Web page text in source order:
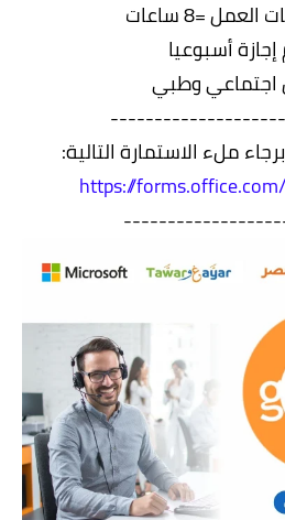
=8 ساعات
أسبوعيا
اجتماعي وطبي
ملء الاستمارة التالية:
https://